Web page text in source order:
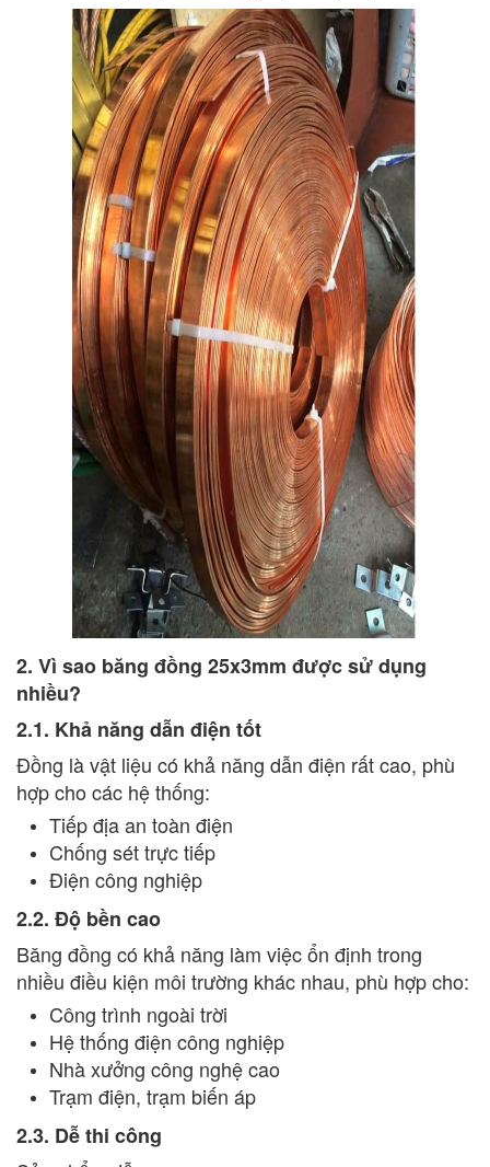
2. Vì sao băng đồng 25x3mm được sử dụng
nhiều?
2.1. Khả năng dẫn điện tốt
Đồng là vật liệu có khả năng dẫn điện rất cao, phù
hợp cho các hệ thống:
Tiếp địa an toàn điện
Chống sét trực tiếp
Điện công nghiệp
2.2. Độ bền cao
Băng đồng có khả năng làm việc ổn định trong
nhiều điều kiện môi trường khác nhau, phù hợp cho:
Công trình ngoài trời
Hệ thống điện công nghiệp
Nhà xưởng công nghệ cao
Trạm điện, trạm biến áp
2.3. Dễ thi công